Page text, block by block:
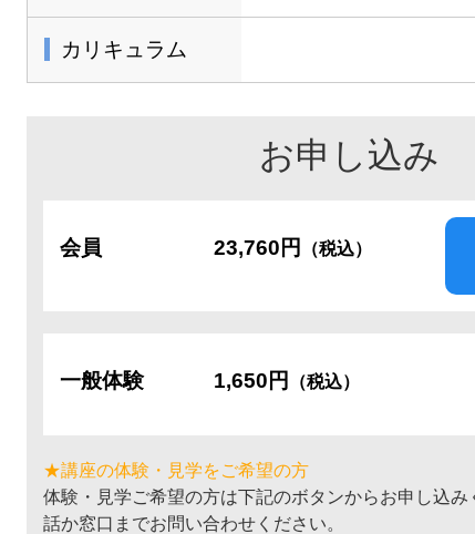
カリキュラム
お申し込み
会員 23,760円 （税込）
一般体験 1,650円 （税込）
★講座の体験・見学をご希望の方
体験・見学ご希望の方は下記のボタンからお申し込み
話か窓口までお問い合わせください。